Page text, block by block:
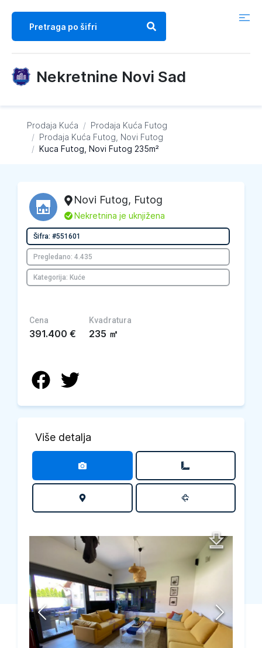
Nekretnine Novi Sad
Prodaja Kuća / Prodaja Kuća Futog
/ Prodaja Kuća Futog, Novi Futog
/ Kuca Futog, Novi Futog 235m²
Novi Futog, Futog
L Nekretnina je uknjižena
Šifra: #551601
Pregledano: 4.435
Kategorija: Kuće
Cena
391.400 €
Kvadratura
235 ㎡
Više detalja